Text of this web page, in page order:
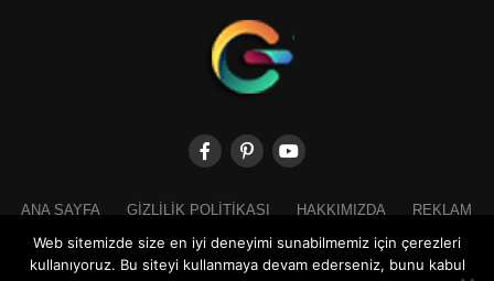
ANA SAYFA GIZLILIK POLITIKASI HAKKIMIZDA
REKLAM
İLETIŞIM
Web sitemizde size en iyi deneyimi sunabilmemiz için çerezleri
kullanıyoruz. Bu siteyi kullanmaya devam ederseniz, bunu kabul